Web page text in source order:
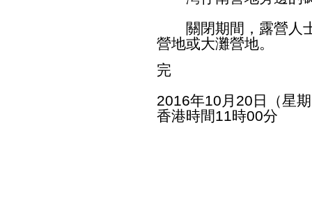
關閉期間，露營人士
營地或大灘營地。
完
2016年10月20日（星
香港時間11時00分